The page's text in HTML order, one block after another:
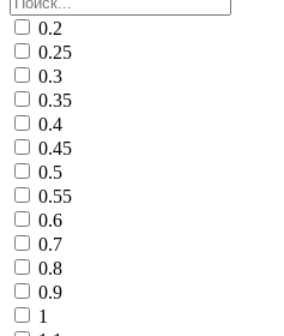
0.2
0.25
0.3
0.35
0.4
0.45
0.5
0.55
0.6
0.7
0.8
0.9
1